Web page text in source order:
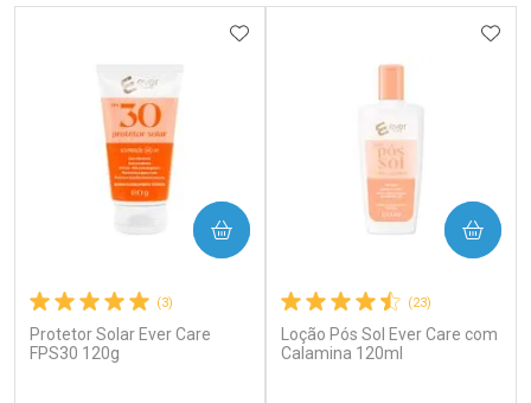
(3)
Protetor Solar Ever Care
FPS30 120g
ADICIONAR AOS FAVORITOS
COMPRAR
(23)
Loção Pós Sol Ever Care com
Calamina 120ml
COMPRAR